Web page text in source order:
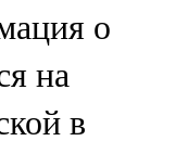
о
на
в